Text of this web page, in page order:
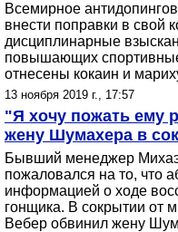
Всемирное
внести поправки в свой
дисциплинарные
повышающих
отнесены кокаин и
13 ноября 2019 г., 17:57
"Я хочу пожать ему
жену Шумахера в
Бывший менеджер
пожаловался на то, что
информацией о ходе
гонщика. В сокрытии от
Вебер обвинил жену